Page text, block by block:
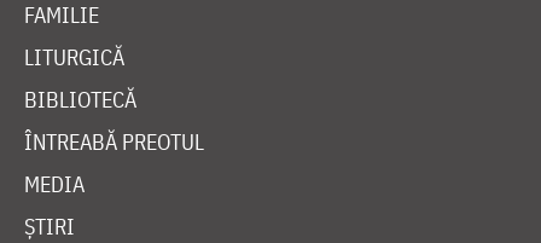
FAMILIE
LITURGICĂ
BIBLIOTECĂ
ÎNTREABĂ PREOTUL
MEDIA
ȘTIRI